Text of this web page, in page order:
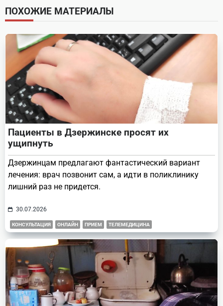
screen-
reader-
text">Page</span>
ПОХОЖИЕ МАТЕРИАЛЫ
Пациенты в Дзержинске просят их
ущипнуть
Дзержинцам предлагают фантастический вариант
лечения: врач позвонит сам, а идти в поликлинику
лишний раз не придется.
30.07.2026
КОНСУЛЬТАЦИЯ ОНЛАЙН ПРИЕМ ТЕЛЕМЕДИЦИНА